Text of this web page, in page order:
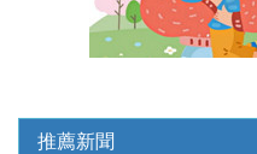
推薦新聞